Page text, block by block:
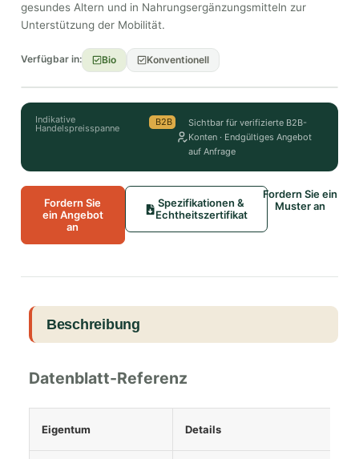
gesundes Altern und in Nahrungsergänzungsmitteln zur
Unterstützung der Mobilität.
Verfügbar in: Bio Konventionell
Indikative
Handelspreisspanne
B2B
Sichtbar für verifizierte B2B-
Konten · Endgültiges Angebot
auf Anfrage
Fordern Sie
ein Angebot
an
Spezifikationen &
Echtheitszertifikat
Fordern Sie ein
Muster an
Beschreibung
Datenblatt-Referenz
Eigentum Details